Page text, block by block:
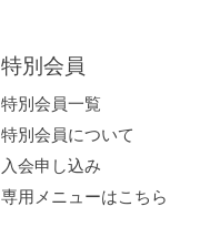
特別会員
特別会員一覧
特別会員について
入会申し込み
専用メニューはこちら